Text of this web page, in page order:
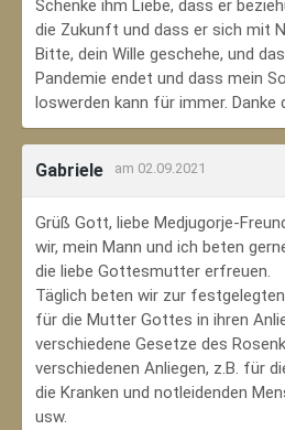
Schenke ihm Liebe, dass er
die Zukunft und dass er sich mit
Bitte, dein Wille geschehe, und
Pandemie endet und dass mein
loswerden kann für immer. Danke
Gabriele am 02.09.2021
Grüß Gott, liebe Medjugorje-
wir, mein Mann und ich beten
die liebe Gottesmutter erfreuen.
Täglich beten wir zur
für die Mutter Gottes in ihren
verschiedene Gesetze des
verschiedenen Anliegen, z.B. für
die Kranken und notleidenden
usw.